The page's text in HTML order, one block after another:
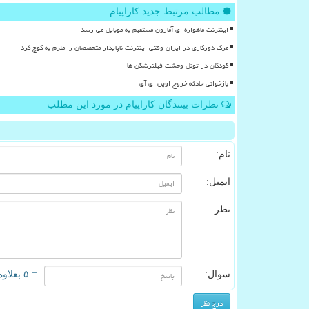
مطالب مرتبط جدید کاراپیام
اینترنت ماهواره ای آمازون مستقیم به موبایل می رسد
مرگ دورکاری در ایران وقتی اینترنت ناپایدار متخصصان را ملزم به کوچ کرد
کودکان در تونل وحشت فیلترشکن ها
بازخوانی حادثه خروج اوپن ای آی
نظرات بینندگان کاراپیام در مورد این مطلب
نام:
ایمیل:
نظر:
سوال: = ۵ بعلاوه ۴